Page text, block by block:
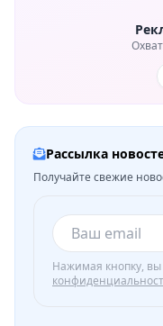
Рассылка
Получайте свежие
Нажимая кнопку, вы